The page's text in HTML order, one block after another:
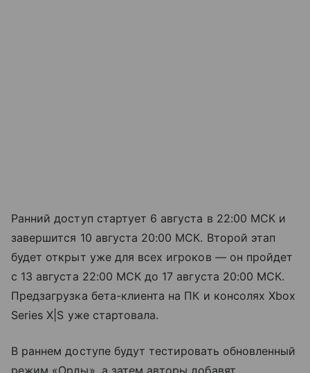
Ранний доступ стартует 6 августа в 22:00 МСК и
завершится 10 августа 20:00 МСК. Второй этап
будет открыт уже для всех игроков — он пройдет
с 13 августа 22:00 МСК до 17 августа 20:00 МСК.
Предзагрузка бета-клиента на ПК и консолях Xbox
Series X|S уже стартовала.
В раннем доступе будут тестировать обновленный
режим «Орды», а затем авторы добавят